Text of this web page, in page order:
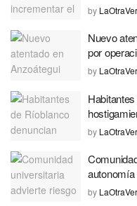
by
Nuevo
por
by
by
by